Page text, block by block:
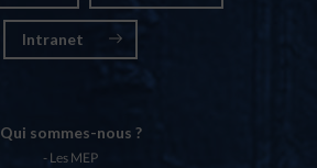
Intranet
Qui sommes-nous ?
Les MEP